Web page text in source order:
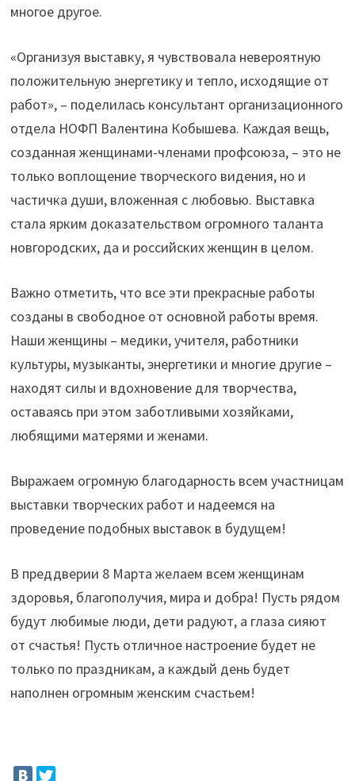
многое другое.
«Организуя выставку, я чувствовала невероятную
положительную энергетику и тепло, исходящие от
работ», – поделилась консультант организационного
отдела НОФП Валентина Кобышева. Каждая вещь,
созданная женщинами-членами профсоюза, – это не
только воплощение творческого видения, но и
частичка души, вложенная с любовью. Выставка
стала ярким доказательством огромного таланта
новгородских, да и российских женщин в целом.
Важно отметить, что все эти прекрасные работы
созданы в свободное от основной работы время.
Наши женщины – медики, учителя, работники
культуры, музыканты, энергетики и многие другие –
находят силы и вдохновение для творчества,
оставаясь при этом заботливыми хозяйками,
любящими матерями и женами.
Выражаем огромную благодарность всем участницам
выставки творческих работ и надеемся на
проведение подобных выставок в будущем!
В преддверии 8 Марта желаем всем женщинам
здоровья, благополучия, мира и добра! Пусть рядом
будут любимые люди, дети радуют, а глаза сияют
от счастья! Пусть отличное настроение будет не
только по праздникам, а каждый день будет
наполнен огромным женским счастьем!